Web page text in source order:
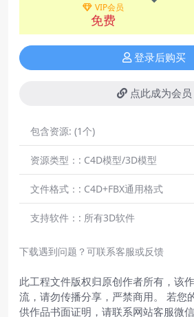
VIP会员
免费
登录后购买
点此成为会员
包含资源: (1个)
资源类型：: C4D模型/3D模型
文件格式：: C4D+FBX通用格式
支持软件：: 所有3D软件
下载遇到问题？可联系客服或反馈
此工程文件版权归原创作者所有，该
流，请勿传播分享，严禁商用。 若您
供作品书面证明，请联系网站客服微